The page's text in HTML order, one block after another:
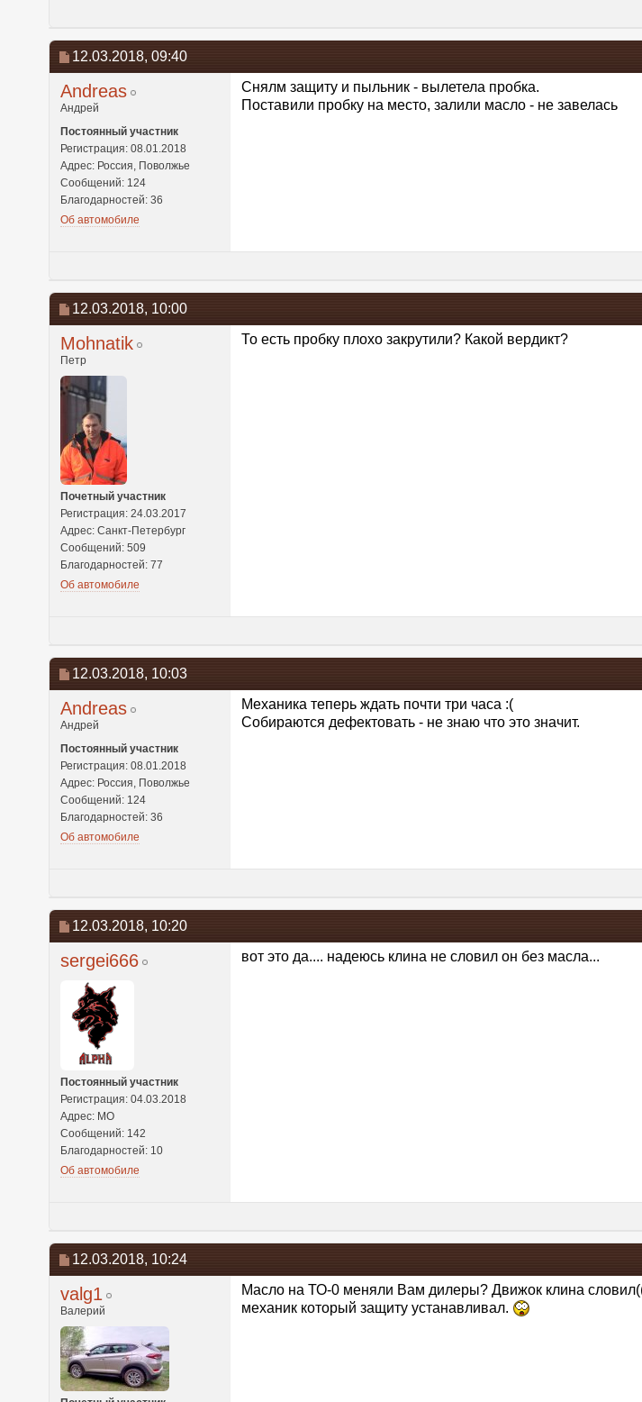
12.03.2018, 09:40
Andreas
Андрей
Постоянный участник
Регистрация: 08.01.2018
Адрес: Россия, Поволжье
Сообщений: 124
Благодарностей: 36
Об автомобиле
Снялм защиту и пыльник - вылетела пробка.
Поставили пробку на место, залили масло - не завелась
12.03.2018, 10:00
Mohnatik
Петр
Почетный участник
Регистрация: 24.03.2017
Адрес: Санкт-Петербург
Сообщений: 509
Благодарностей: 77
Об автомобиле
То есть пробку плохо закрутили? Какой вердикт?
12.03.2018, 10:03
Andreas
Андрей
Постоянный участник
Регистрация: 08.01.2018
Адрес: Россия, Поволжье
Сообщений: 124
Благодарностей: 36
Об автомобиле
Механика теперь ждать почти три часа :(
Собираются дефектовать - не знаю что это значит.
12.03.2018, 10:20
sergei666
Постоянный участник
Регистрация: 04.03.2018
Адрес: МО
Сообщений: 142
Благодарностей: 10
Об автомобиле
вот это да.... надеюсь клина не словил он без масла...
12.03.2018, 10:24
valg1
Валерий
Масло на ТО-0 меняли Вам дилеры? Движок клина
механик который защиту устанавливал.